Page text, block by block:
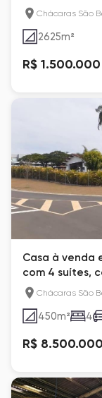
Chácaras São
2625m²
R$ 1.500.000
Casa à venda
com 4 suítes,
Chácaras São
450m² 4
R$ 8.500.000